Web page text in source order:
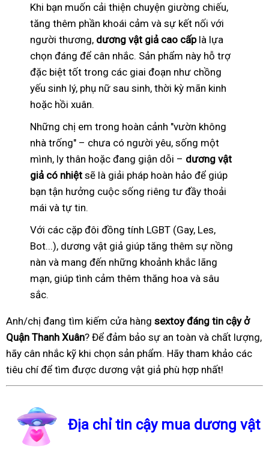
Khi bạn muốn cải thiện chuyện giường chiếu,
tăng thêm phần khoái cảm và sự kết nối với
người thương, dương vật giả cao cấplà lựa
chọn đáng để cân nhắc. Sản phẩm này hỗ trợ
đặc biệt tốt trong các giai đoạn như chồng
yếu sinh lý, phụ nữ sau sinh, thời kỳ mãn kinh
hoặc hồi xuân.
Những chị em trong hoàn cảnh "vườn không
nhà trống" – chưa có người yêu, sống một
mình, ly thân hoặc đang giận dỗi – dương vật
giả có nhiệt sẽ là giải pháp hoàn hảo để giúp
bạn tận hưởng cuộc sống riêng tư đầy thoải
mái và tự tin.
Với các cặp đôi đồng tính LGBT (Gay, Les,
Bot...), dương vật giả giúp tăng thêm sự nồng
nàn và mang đến những khoảnh khắc lãng
mạn, giúp tình cảm thêm thăng hoa và sâu
sắc.
Anh/chị đang tìm kiếm cửa hàng sextoy đáng tin cậy ở
Quận Thanh Xuân? Để đảm bảo sự an toàn và chất lượng,
hãy cân nhắc kỹ khi chọn sản phẩm. Hãy tham khảo các
tiêu chí để tìm được dương vật giả phù hợp nhất!
Địa chỉ tin cậy mua dương vật